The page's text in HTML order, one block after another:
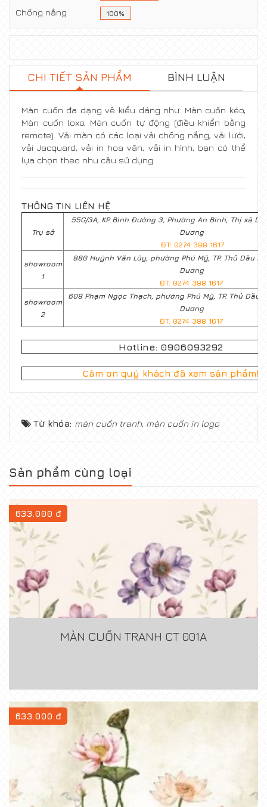
Chống nắng 100%
CHI TIẾT SẢN PHẨM BÌNH LUẬN
Màn cuốn đa dạng về kiểu dáng như: Màn cuốn kéo,
Màn cuốn loxo, Màn cuốn tự động (điều khiển bằng
remote). Vải màn có các loại vải chống nắng, vải lưới,
vải Jacquard, vải in hoa văn, vải in hình, bạn có thể
lựa chọn theo nhu cầu sử dụng.
THÔNG TIN LIÊN HỆ
Trụ sở
55G/3A, KP Bình Đường 3, Phường An Bình, Thị xã Dĩ
Dương
ĐT: 0274 388 1617
showroom
1
880 Huỳnh Văn Lũy, phường Phú Mỹ, TP. Thủ Dầu
Dương
ĐT: 0274 388 1617
showroom
2
609 Phạm Ngọc Thạch, phường Phú Mỹ, TP. Thủ Dầu
Dương
ĐT: 0274 388 1617
Hotline: 0906093292
Cảm ơn quý khách đã xem sản phẩm!
Từ khóa: màn cuốn tranh, màn cuốn in logo
Sản phẩm cùng loại
633.000 đ
MÀN CUỐN TRANH CT 001A
633.000 đ